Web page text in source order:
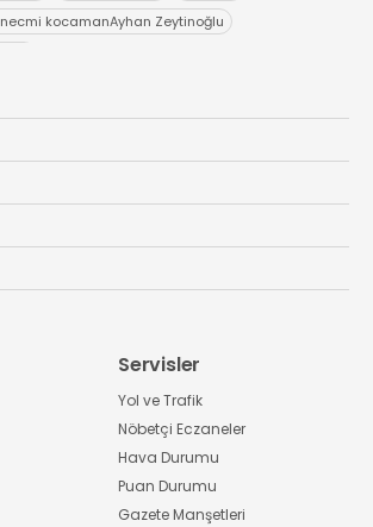
necmi kocamanAyhan Zeytinoğlu
Servisler
Yol ve Trafik
Nöbetçi Eczaneler
Hava Durumu
Puan Durumu
Gazete Manşetleri